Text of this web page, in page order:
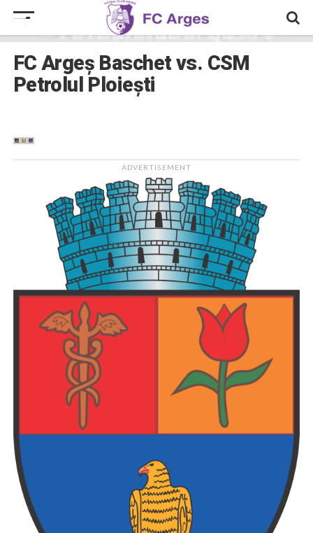
FC Argeș Baschet vs. CSM
Petrolul Ploiești
ADVERTISEMENT